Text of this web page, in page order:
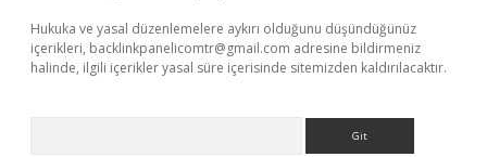
Hukuka ve yasal düzenlemelere aykırı olduğunu düşündüğünüz
içerikleri, backlinkpanelicomtr@gmail.com adresine bildirmeniz
halinde, ilgili içerikler yasal süre içerisinde sitemizden kaldırılacaktır.